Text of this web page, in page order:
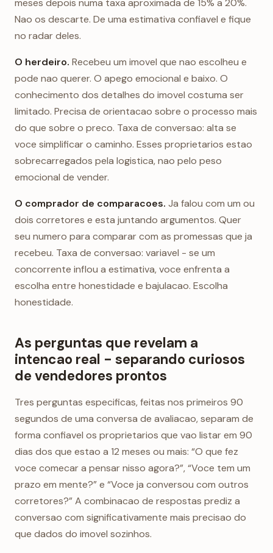
meses depois numa taxa aproximada de 15% a 20%.
Nao os descarte. De uma estimativa confiavel e fique
no radar deles.
O herdeiro. Recebeu um imovel que nao escolheu e
pode nao querer. O apego emocional e baixo. O
conhecimento dos detalhes do imovel costuma ser
limitado. Precisa de orientacao sobre o processo mais
do que sobre o preco. Taxa de conversao: alta se
voce simplificar o caminho. Esses proprietarios estao
sobrecarregados pela logistica, nao pelo peso
emocional de vender.
O comprador de comparacoes. Ja falou com um ou
dois corretores e esta juntando argumentos. Quer
seu numero para comparar com as promessas que ja
recebeu. Taxa de conversao: variavel - se um
concorrente inflou a estimativa, voce enfrenta a
escolha entre honestidade e bajulacao. Escolha
honestidade.
As perguntas que revelam a
intencao real - separando curiosos
de vendedores prontos
Tres perguntas especificas, feitas nos primeiros 90
segundos de uma conversa de avaliacao, separam de
forma confiavel os proprietarios que vao listar em 90
dias dos que estao a 12 meses ou mais: “O que fez
voce comecar a pensar nisso agora?”, “Voce tem um
prazo em mente?” e “Voce ja conversou com outros
corretores?” A combinacao de respostas prediz a
conversao com significativamente mais precisao do
que dados do imovel sozinhos.